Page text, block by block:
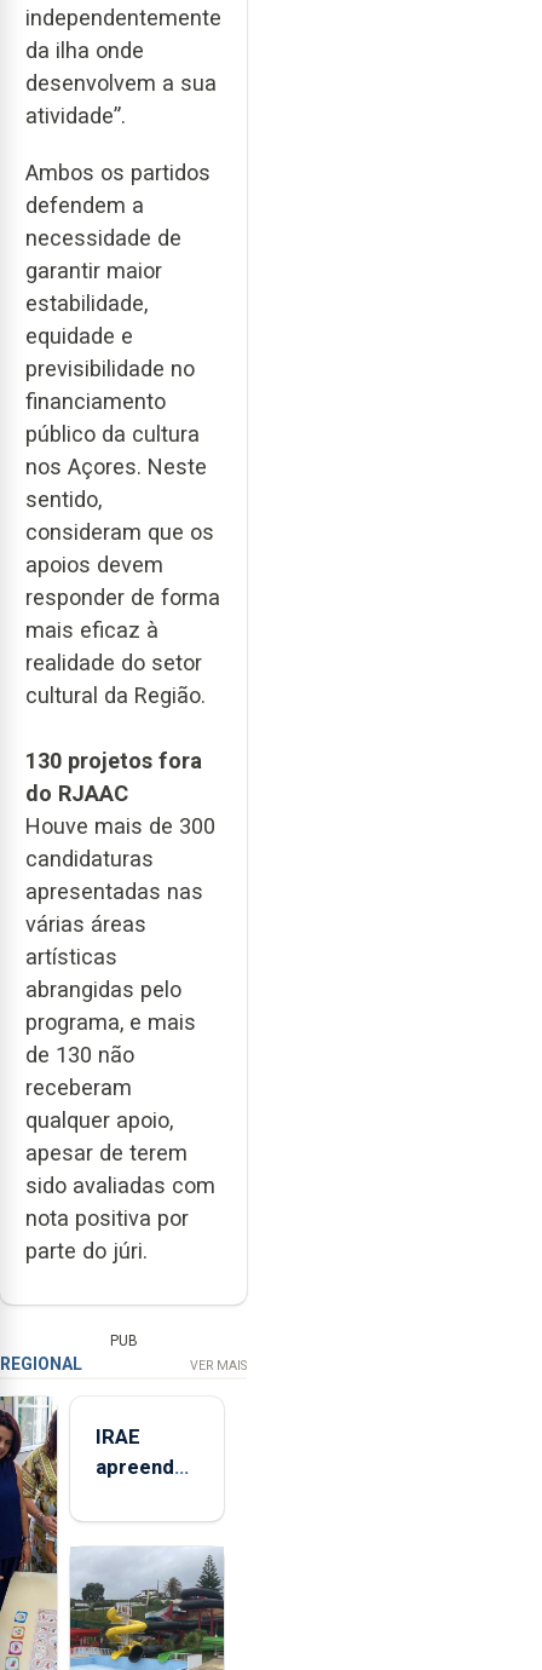
independentemente
da ilha onde
desenvolvem a sua
atividade”.
Ambos os partidos
defendem a
necessidade de
garantir maior
estabilidade,
equidade e
previsibilidade no
financiamento
público da cultura
nos Açores. Neste
sentido,
consideram que os
apoios devem
responder de forma
mais eficaz à
realidade do setor
cultural da Região.
130 projetos fora
do RJAAC
Houve mais de 300
candidaturas
apresentadas nas
várias áreas
artísticas
abrangidas pelo
programa, e mais
de 130 não
receberam
qualquer apoio,
apesar de terem
sido avaliadas com
nota positiva por
parte do júri.
PUB
REGIONAL VER MAIS
IRAE
apreendeu
toneladas
de
alimentos
entre
2021 e